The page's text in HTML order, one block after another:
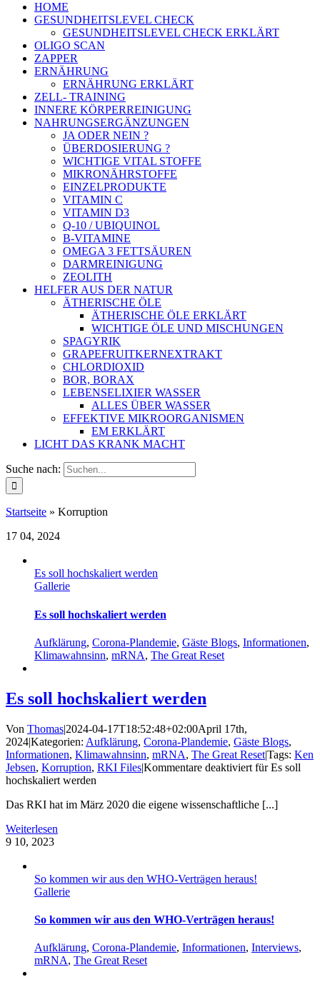
HOME
GESUNDHEITSLEVEL CHECK
GESUNDHEITSLEVEL CHECK ERKLÄRT
OLIGO SCAN
ZAPPER
ERNÄHRUNG
ERNÄHRUNG ERKLÄRT
ZELL- TRAINING
INNERE KÖRPERREINIGUNG
NAHRUNGSERGÄNZUNGEN
JA ODER NEIN ?
ÜBERDOSIERUNG ?
WICHTIGE VITAL STOFFE
MIKRONÄHRSTOFFE
EINZELPRODUKTE
VITAMIN C
VITAMIN D3
Q-10 / UBIQUINOL
B-VITAMINE
OMEGA 3 FETTSÄUREN
DARMREINIGUNG
ZEOLITH
HELFER AUS DER NATUR
ÄTHERISCHE ÖLE
ÄTHERISCHE ÖLE ERKLÄRT
WICHTIGE ÖLE UND MISCHUNGEN
SPAGYRIK
GRAPEFRUITKERNEXTRAKT
CHLORDIOXID
BOR, BORAX
LEBENSELIXIER WASSER
ALLES ÜBER WASSER
EFFEKTIVE MIKROORGANISMEN
EM ERKLÄRT
LICHT DAS KRANK MACHT
Suche nach:
Startseite » Korruption
17 04, 2024
Es soll hochskaliert werden
Gallerie
Es soll hochskaliert werden
Aufklärung, Corona-Plandemie, Gäste Blogs, Informationen,
Klimawahnsinn, mRNA, The Great Reset
Es soll hochskaliert werden
Von Thomas|2024-04-17T18:52:48+02:00April 17th,
2024|Kategorien: Aufklärung, Corona-Plandemie, Gäste Blogs,
Informationen, Klimawahnsinn, mRNA, The Great Reset|Tags: Ken
Jebsen, Korruption, RKI Files|Kommentare deaktiviert für Es soll
hochskaliert werden
Das RKI hat im März 2020 die eigene wissenschaftliche [...]
Weiterlesen
9 10, 2023
So kommen wir aus den WHO-Verträgen heraus!
Gallerie
So kommen wir aus den WHO-Verträgen heraus!
Aufklärung, Corona-Plandemie, Informationen, Interviews,
mRNA, The Great Reset